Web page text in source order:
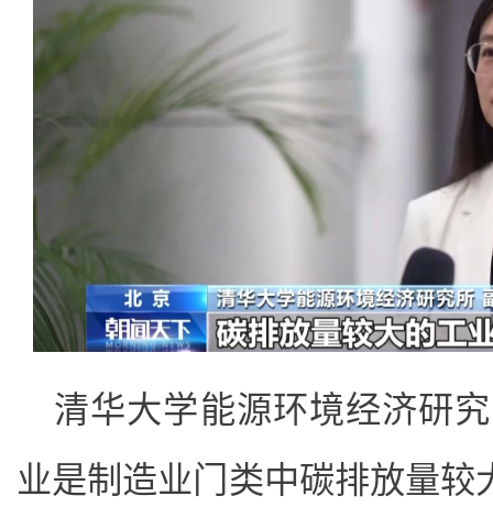
清华大学能源环境经济研
业是制造业门类中碳排放量较